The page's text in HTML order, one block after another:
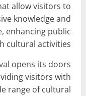
allow visitors to
knowledge and
enhancing public
cultural activities.
opens its doors
visitors with
range of cultural